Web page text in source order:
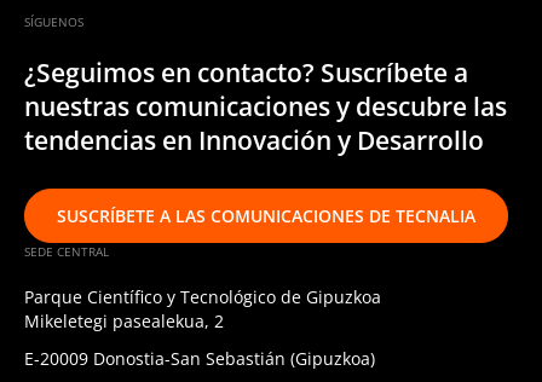
SÍGUENOS
¿Seguimos en contacto? Suscríbete a
nuestras comunicaciones y descubre las
tendencias en Innovación y Desarrollo
SUSCRÍBETE A LAS COMUNICACIONES DE TECNALIA
SEDE CENTRAL
Parque Científico y Tecnológico de Gipuzkoa
Mikeletegi pasealekua, 2
E-20009 Donostia-San Sebastián (Gipuzkoa)